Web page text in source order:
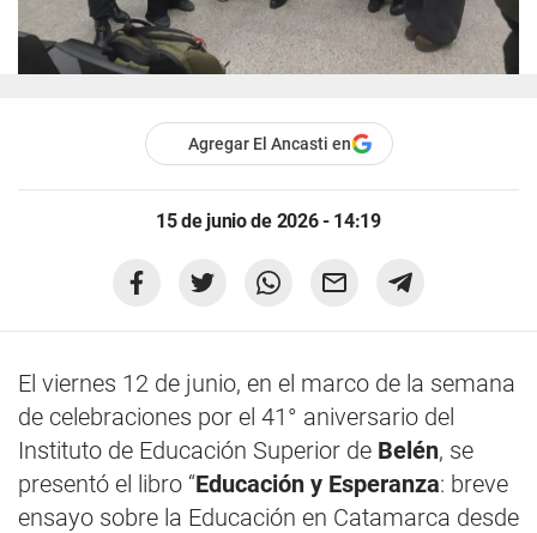
Agregar El Ancasti en
15 de junio de 2026 - 14:19
El viernes 12 de junio, en el marco de la semana
de celebraciones por el 41° aniversario del
Instituto de Educación Superior de Belén, se
presentó el libro “Educación y Esperanza: breve
ensayo sobre la Educación en Catamarca desde